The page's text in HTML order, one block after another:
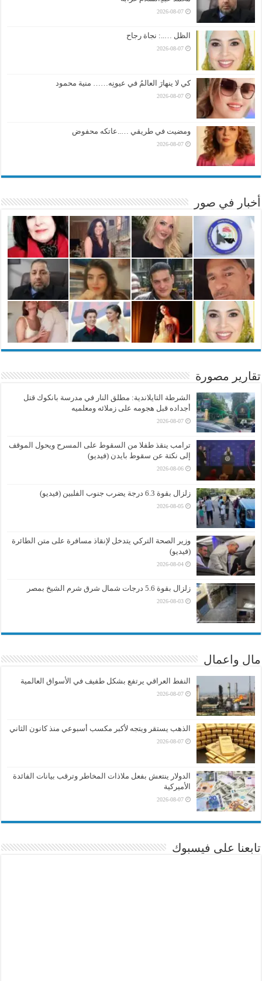
2026-08-07
الظل …..: نجاة رجاح
2026-08-07
كي لا ينهارَ العالمُ في عيونِه…… منية محمود
2026-08-07
ومضيت في طريقي …..عاتكه محفوض
2026-08-07
أخبار في صور
تقارير مصورة
الشرطة التايلاندية: مطلق النار في مدرسة بانكوك قتل
أجداده قبل هجومه على زملائه ومعلميه
2026-08-07
ترامب ينقذ طفلا من السقوط على المسرح ويحول الموقف
إلى نكتة عن سقوط بايدن (فيديو)
2026-08-06
زلزال بقوة 6.3 درجة يضرب جنوب الفلبين (فيديو)
2026-08-05
وزير الصحة التركي يتدخل لإنقاذ مسافرة على متن الطائرة
(فيديو)
2026-08-04
زلزال بقوة 5.6 درجات شمال شرق شرم الشيخ بمصر
2026-08-03
مال واعمال
النفط العراقي يرتفع بشكل طفيف في الأسواق العالمية
2026-08-07
الذهب يستقر ويتجه لأكبر مكسب أسبوعي منذ كانون الثاني
2026-08-07
الدولار ينتعش بفعل ملاذات المخاطر وترقب بيانات الفائدة
الأميركية
2026-08-07
تابعنا على فيسبوك